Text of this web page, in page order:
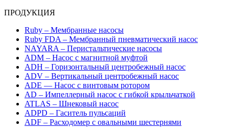
ПРОДУКЦИЯ
Ruby – Мембранные насосы
Ruby FDA – Мембранный пневматический насос
NAYARA – Перистальтические насосы
ADM – Насос с магнитной муфтой
ADH – Горизонтальный центробежный насос
ADV – Вертикальный центробежный насос
ADE — Насос с винтовым ротором
AD – Импеллерный насос с гибкой крыльчаткой
ATLAS – Шнековый насос
ADPD – Гаситель пульсаций
ADF – Расходомер с овальными шестернями